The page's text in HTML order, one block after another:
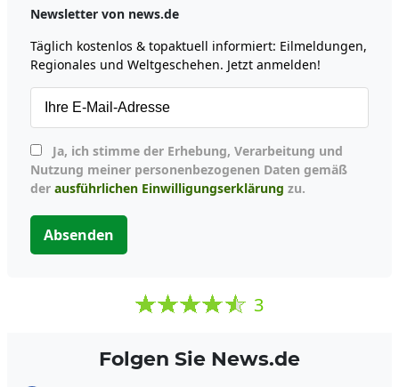
Newsletter von news.de
Täglich kostenlos & topaktuell informiert: Eilmeldungen,
Regionales und Weltgeschehen. Jetzt anmelden!
Nutzung meiner personenbezogenen Daten gemäß
der ausführlichen Einwilligungserklärung zu.
Absenden
3
Folgen Sie News.de